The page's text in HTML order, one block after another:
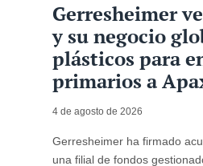
Gerresheimer
y su negocio
plásticos para
primarios a
4 de agosto de 2026
Gerresheimer ha firmado
una filial de fondos